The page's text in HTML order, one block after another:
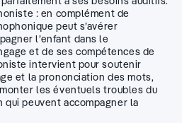
: en complément de
peut s’avérer
l’enfant dans le
et de ses compétences de
intervient pour soutenir
et la prononciation des mots,
les éventuels troubles du
qui peuvent accompagner la